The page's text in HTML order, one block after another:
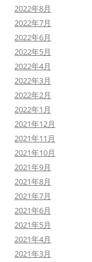
2022年8月
2022年7月
2022年6月
2022年5月
2022年4月
2022年3月
2022年2月
2022年1月
2021年12月
2021年11月
2021年10月
2021年9月
2021年8月
2021年7月
2021年6月
2021年5月
2021年4月
2021年3月